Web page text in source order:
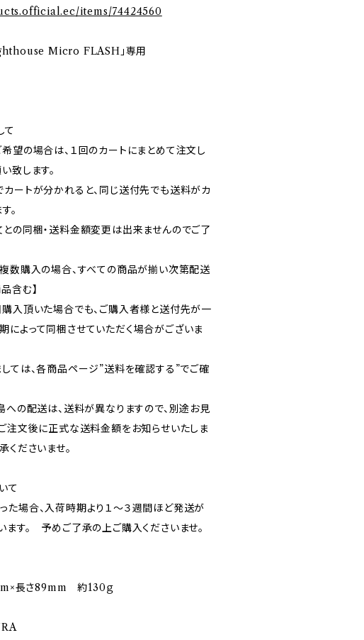
items/74424560
Micro FLASH」専用
望の場合は、１回のカートにまとめて注文し
致します。
カートが分かれると、同じ送付先でも送料がカ
。
との同梱・送料金額変更は出来ませんのでご了
複数購入の場合、すべての商品が揃い次第配送
含む】
購入頂いた場合でも、ご購入者様と送付先が一
によって同梱させていただく場合がございま
しては、各商品ページ”送料を確認する”でご確
への配送は、送料が異なりますので、別途お見
注文後に正式な送料金額をお知らせいたしま
くださいませ。
て
場合、入荷時期より１～３週間ほど発送が
ます。 予めご了承の上ご購入くださいませ。
長さ89mm 約130ｇ